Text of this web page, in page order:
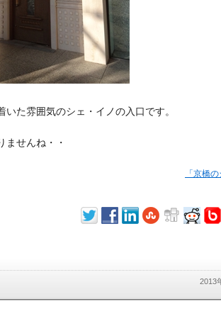
いた雰囲気のシェ・イノの入口です。
ませんね・・
「京橋
2013